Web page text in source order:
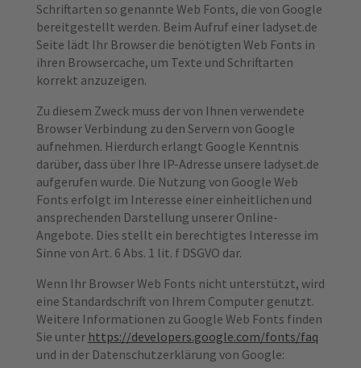
Schriftarten so genannte Web Fonts, die von Google
bereitgestellt werden. Beim Aufruf einer ladyset.de
Seite lädt Ihr Browser die benötigten Web Fonts in
ihren Browsercache, um Texte und Schriftarten
korrekt anzuzeigen.
Zu diesem Zweck muss der von Ihnen verwendete
Browser Verbindung zu den Servern von Google
aufnehmen. Hierdurch erlangt Google Kenntnis
darüber, dass über Ihre IP-Adresse unsere ladyset.de
aufgerufen wurde. Die Nutzung von Google Web
Fonts erfolgt im Interesse einer einheitlichen und
ansprechenden Darstellung unserer Online-
Angebote. Dies stellt ein berechtigtes Interesse im
Sinne von Art. 6 Abs. 1 lit. f DSGVO dar.
Wenn Ihr Browser Web Fonts nicht unterstützt, wird
eine Standardschrift von Ihrem Computer genutzt.
Weitere Informationen zu Google Web Fonts finden
Sie unter https://developers.google.com/fonts/faq
und in der Datenschutzerklärung von Google: